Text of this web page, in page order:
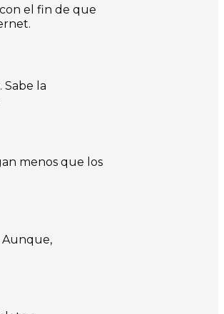
el fin de que
Sabe la
menos que los
Aunque,